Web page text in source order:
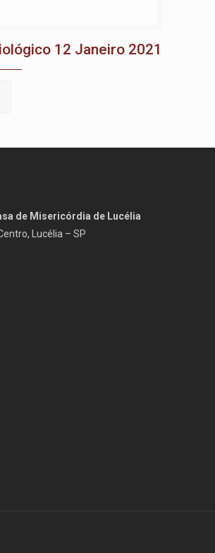
12 Janeiro 2021
de Misericórdia de Lucélia
Lucélia – SP